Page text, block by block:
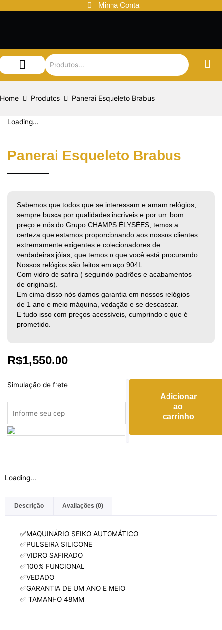
Minha Conta
Home Produtos Panerai Esqueleto Brabus
Loading...
Panerai Esqueleto Brabus
Sabemos que todos que se interessam e amam relógios,
sempre busca por qualidades incríveis e por um bom
preço e nós do Grupo CHAMPS ÉLYSÉES, temos a
certeza que estamos proporcionando aos nossos clientes
extremamente exigentes e colecionadores de
verdadeiras jóias, que temos o que você está procurando
Nossos relógios são feitos em aço 904L
Com vidro de safira ( seguindo padrões e acabamentos
de originais).
Em cima disso nós damos garantia em nossos relógios
de 1 ano e meio máquina, vedação e se descascar.
E tudo isso com preços acessíveis, cumprindo o que é
prometido.
R$1,550.00
Simulação de frete
Adicionar
ao
carrinho
Loading...
Descrição Avaliações (0)
✅MAQUINÁRIO SEIKO AUTOMÁTICO
✅PULSEIRA SILICONE
✅VIDRO SAFIRADO
✅100% FUNCIONAL
✅VEDADO
✅GARANTIA DE UM ANO E MEIO
✅ TAMANHO 48MM